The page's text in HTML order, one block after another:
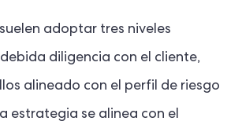
adoptar tres niveles
diligencia con el cliente,
alineado con el perfil de riesgo
estrategia se alinea con el